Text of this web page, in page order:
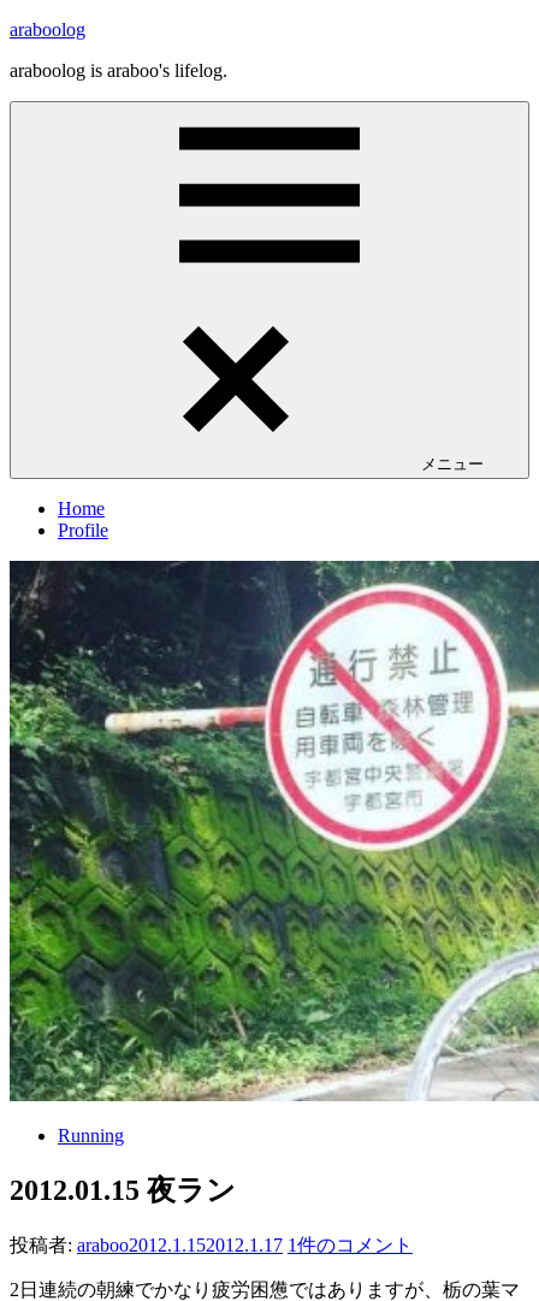
コ
テ
ン
araboolog
araboolog is araboo's lifelog.
メニュー
Home
Profile
Running
2012.01.15 夜ラン
投稿者: araboo2012.1.152012.1.17 1件のコメント
2日連続の朝練でかなり疲労困憊ではありますが、栃の葉マ